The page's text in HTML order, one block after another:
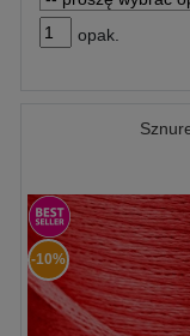
opak.
-10%